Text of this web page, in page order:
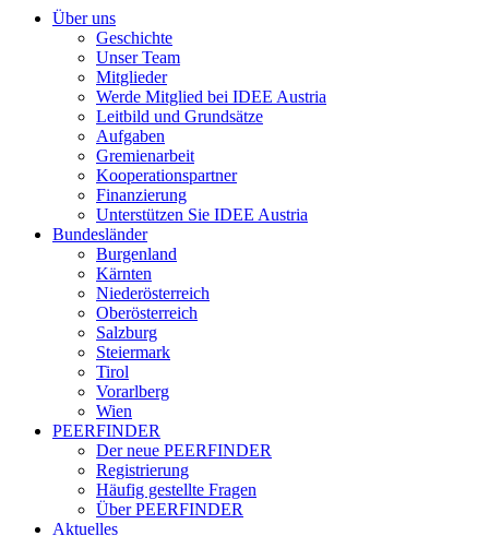
Über uns
Geschichte
Unser Team
Mitglieder
Werde Mitglied bei IDEE Austria
Leitbild und Grundsätze
Aufgaben
Gremienarbeit
Kooperationspartner
Finanzierung
Unterstützen Sie IDEE Austria
Bundesländer
Burgenland
Kärnten
Niederösterreich
Oberösterreich
Salzburg
Steiermark
Tirol
Vorarlberg
Wien
PEERFINDER
Der neue PEERFINDER
Registrierung
Häufig gestellte Fragen
Über PEERFINDER
Aktuelles